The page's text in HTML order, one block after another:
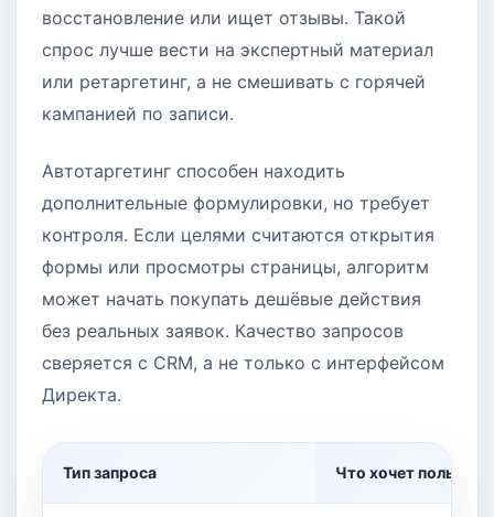
восстановление или ищет отзывы. Такой
спрос лучше вести на экспертный материал
или ретаргетинг, а не смешивать с горячей
кампанией по записи.
Автотаргетинг способен находить
дополнительные формулировки, но требует
контроля. Если целями считаются открытия
формы или просмотры страницы, алгоритм
может начать покупать дешёвые действия
без реальных заявок. Качество запросов
сверяется с CRM, а не только с интерфейсом
Директа.
Тип запроса Что хочет